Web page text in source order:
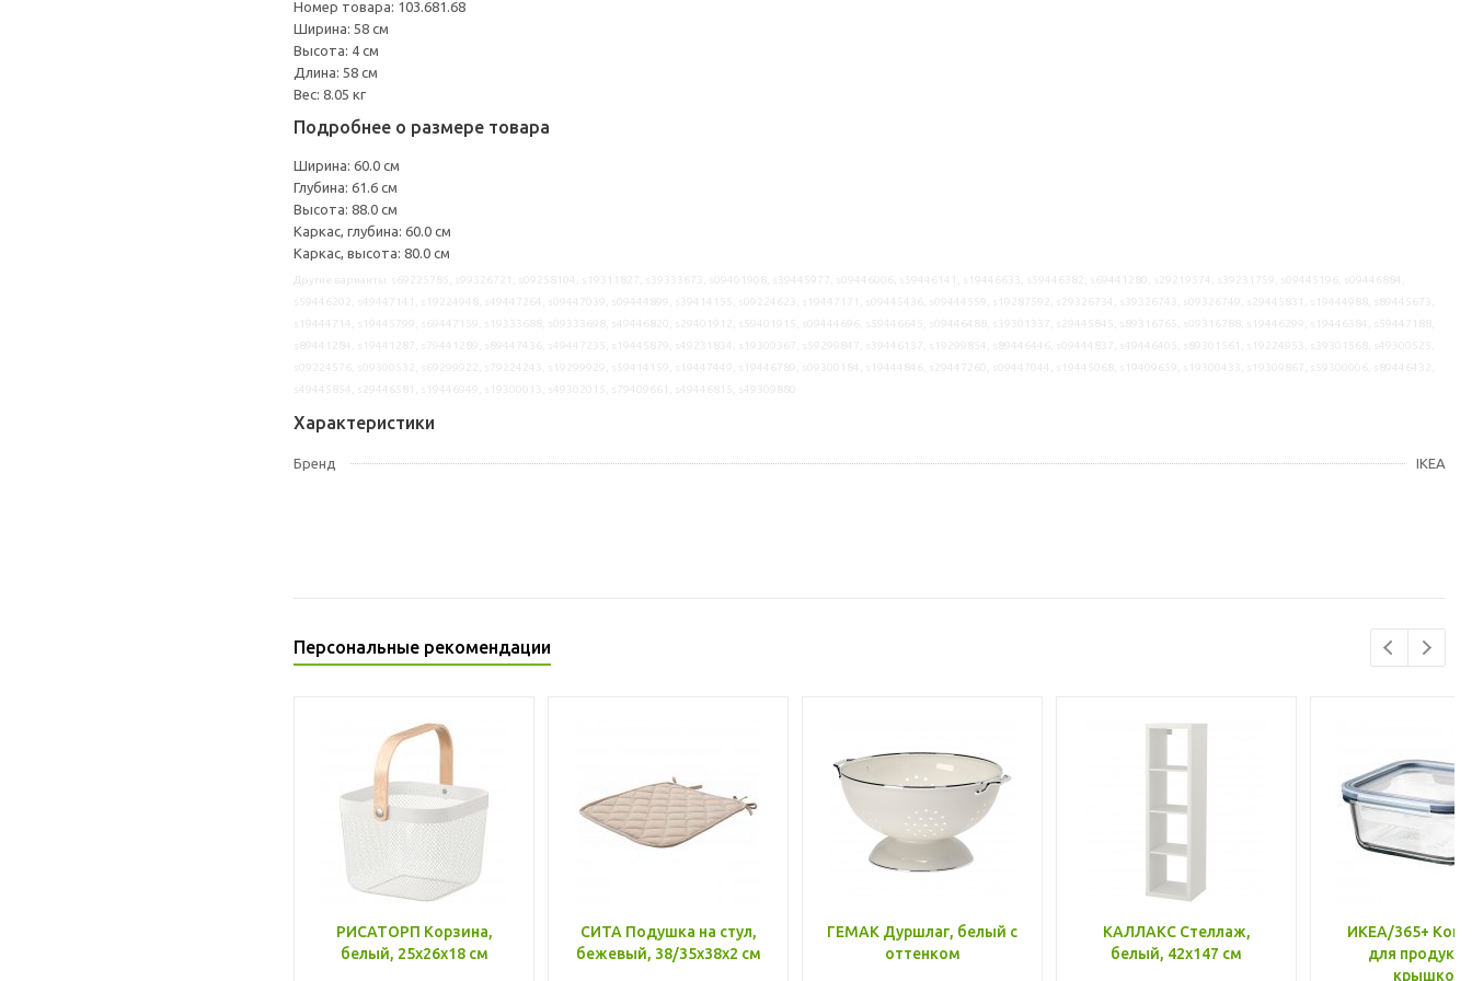
Номер товара: 103.681.68
Ширина: 58 см
Высота: 4 см
Длина: 58 см
Вес: 8.05 кг
Подробнее о размере товара
Ширина: 60.0 см
Глубина: 61.6 см
Высота: 88.0 см
Каркас, глубина: 60.0 см
Каркас, высота: 80.0 см
Характеристики
Бренд IKEA
Персональные рекомендации
РИСАТОРП Корзина,
белый, 25x26x18 см
СИТА Подушка на стул,
бежевый, 38/35x38x2 см
ГЕМАК Дуршлаг, белый с
оттенком
КАЛЛАКС Стеллаж,
белый, 42x147 см
ИКЕА/365+
для
крышкой,